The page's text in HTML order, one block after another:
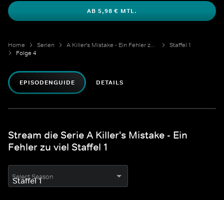
AB 5,98 € MTL.
Home Serien A Killer's Mistake - Ein Fehler zu viel
Staffel 1
Folge 4
EPISODENGUIDE DETAILS
Stream die Serie A Killer's Mistake - Ein
Fehler zu viel Staffel 1
Select Season